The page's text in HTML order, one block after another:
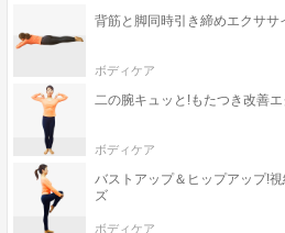
背筋と脚同時引き締めエクササ
ボディケア
二の腕キュッと!もたつき改善
ボディケア
バストアップ＆ヒップアップ!
ズ
ボディケア